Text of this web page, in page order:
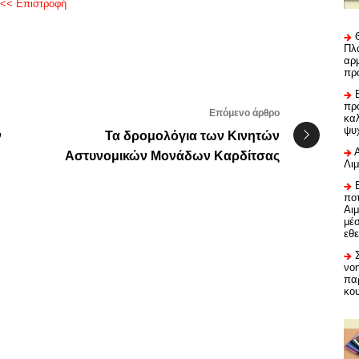
<< Επιστροφή
Επόμενο άρθρο
Τα δρομολόγια των Κινητών
Αστυνομικών Μονάδων Καρδίτσας